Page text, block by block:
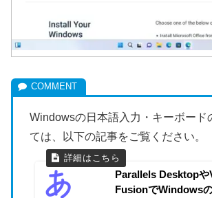
Windowsの日本語入力・キーボード
ては、以下の記事をご覧ください。
Parallels Desktopや
FusionでWindows